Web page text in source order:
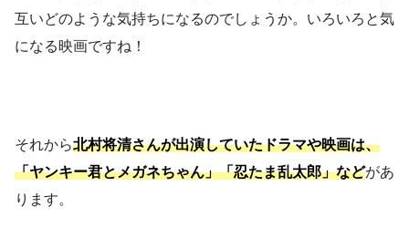
互いどのような気持ちになるのでしょうか。いろいろと気
になる映画ですね！
それから北村将清さんが出演していたドラマや映画は、
「ヤンキー君とメガネちゃん」「忍たま乱太郎」などがあ
ります。